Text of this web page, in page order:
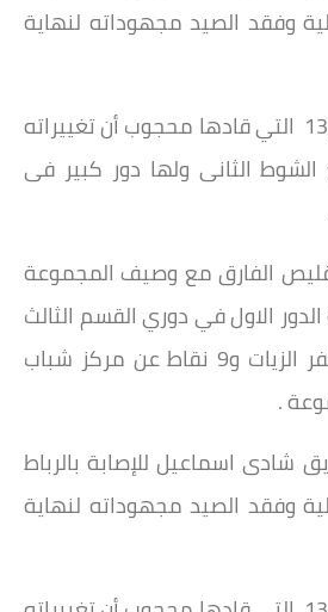
وفقد الصيد مجهوداته لنهاية
- وتوضح المباريات ال13 التي قادها محجوب أن تغييراته
الثانى ولها دور كبير فى
الفارق مع وصيف المجموعة
الدور الاول في دوري القسم الثالث
عن منافسه مالية كفر الزيات و9 نقاط عن مركز شباب
.
شادى اسماعيل للإصابة بالرباط
وفقد الصيد مجهوداته لنهاية